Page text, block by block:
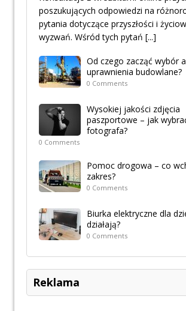
poszukujących odpowiedzi na
pytania dotyczące przyszłości i
wyzwań. Wśród tych pytań [...]
Od czego zacząć wybór
uprawnienia budowlane?
0 Comments
Wysokiej jakości zdjęcia
paszportowe – jak
fotografa?
0 Comments
Pomoc drogowa – co
zakres?
0 Comments
Biurka elektryczne dla
działają?
0 Comments
Reklama